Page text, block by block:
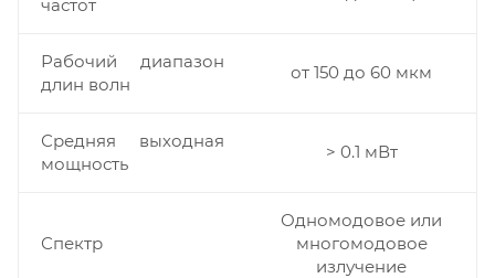
частот
Рабочий диапазон
длин волн
от 150 до 60 мкм
Средняя выходная
мощность
> 0.1 мВт
Спектр
Одномодовое или
многомодовое
излучение